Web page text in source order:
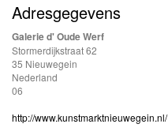
Adresgegevens
Galerie d' Oude Werf
Stormerdijkstraat 62
35 Nieuwegein
Nederland
06
http://www.kunstmarktnieuwegein.nl/